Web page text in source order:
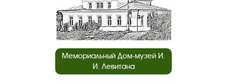
Мемориальный Дом-музей И.
И. Левитана